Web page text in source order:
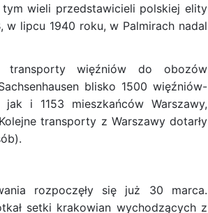
wieli przedstawicieli polskiej elity
lipcu 1940 roku, w Palmirach nadal
transporty więźniów do obozów
blisko 1500 więźniów-
jak i 1153 mieszkańców Warszawy,
transporty z Warszawy dotarły
rozpoczęły się już 30 marca.
setki krakowian wychodzących z